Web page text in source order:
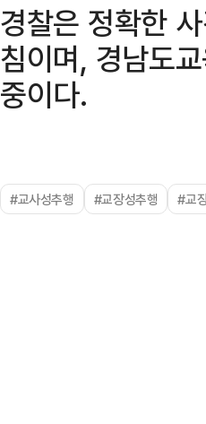
경찰은 정확한
침이며, 경남도
중이다.
#교사성추행 #교장성추행 #교